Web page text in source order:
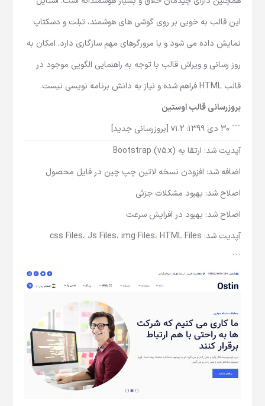
این قالب به خوبی بر روی گوشی های هوشمند، تبلت و دسکتاپ
نمایش داده می شود و با مرورگرهای مهم سازگاری دارد. امکان به
روز رسانی و ویراش قالب با توجه به راهنمایی الگویی موجود در
قالب HTML فراهم شده و نیاز به دانش برنامه نویسی نیست.
بروزرسانی قالباوستین
``` 30 دی 1399: v1.2 [بروزرسانی جدید]
آپدیت شد: ارتقا به Bootstrap (v5.x)
اضافه شد: افزودن نسخه لاتین چپ چین در فایل محصول
اصلاح شد: بهبود مشکلات جزئی
اصلاح شد: بهبود در افزایش سرعت
آپدیت شد: css Files، Js Files، img Files، HTML Files
```